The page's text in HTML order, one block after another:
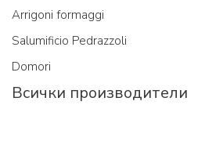
Arrigoni formaggi
Salumificio Pedrazzoli
Domori
Всички производители